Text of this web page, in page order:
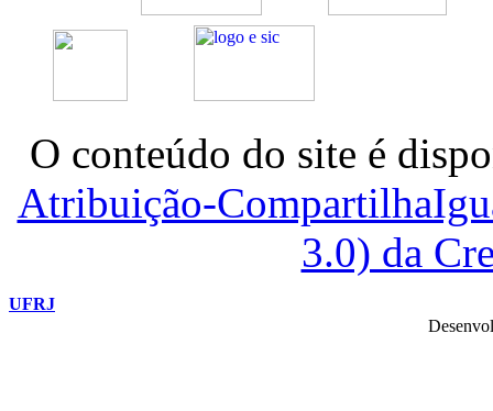
O conteúdo do site é
Atribuição-
3.0) da
UFRJ